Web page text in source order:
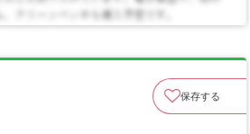
保存する